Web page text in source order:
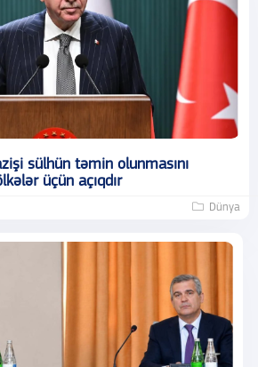
sülhün təmin olunmasını
üçün açıqdır
Dünya